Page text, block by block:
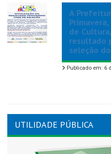
A
de
resultado
seleção
Publicado em: 6
UTILIDADE PÚBLICA